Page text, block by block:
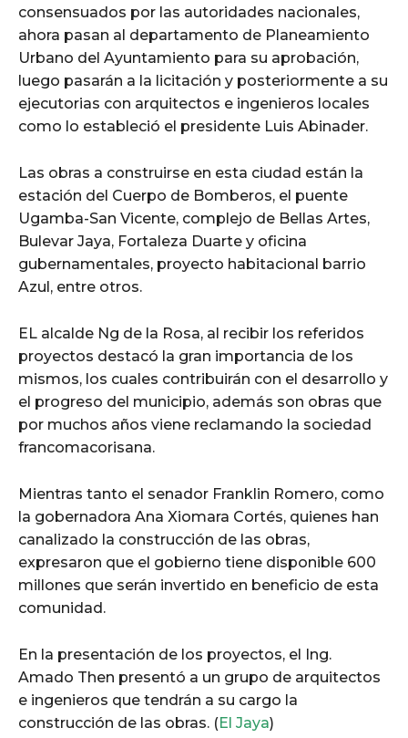
consensuados por las autoridades nacionales,
ahora pasan al departamento de Planeamiento
Urbano del Ayuntamiento para su aprobación,
luego pasarán a la licitación y posteriormente a su
ejecutorias con arquitectos e ingenieros locales
como lo estableció el presidente Luis Abinader.
Las obras a construirse en esta ciudad están la
estación del Cuerpo de Bomberos, el puente
Ugamba-San Vicente, complejo de Bellas Artes,
Bulevar Jaya, Fortaleza Duarte y oficina
gubernamentales, proyecto habitacional barrio
Azul, entre otros.
EL alcalde Ng de la Rosa, al recibir los referidos
proyectos destacó la gran importancia de los
mismos, los cuales contribuirán con el desarrollo y
el progreso del municipio, además son obras que
por muchos años viene reclamando la sociedad
francomacorisana.
Mientras tanto el senador Franklin Romero, como
la gobernadora Ana Xiomara Cortés, quienes han
canalizado la construcción de las obras,
expresaron que el gobierno tiene disponible 600
millones que serán invertido en beneficio de esta
comunidad.
En la presentación de los proyectos, el Ing.
Amado Then presentó a un grupo de arquitectos
e ingenieros que tendrán a su cargo la
construcción de las obras. (El Jaya)